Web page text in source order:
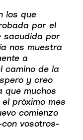
los que
por el
sacudida por
nos muestra
a
camino de la
y creo
que muchos
próximo mes
comienzo
vosotros-